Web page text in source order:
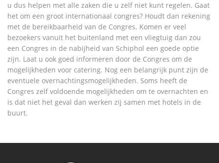
u dus helpen met alle zaken die u zelf niet kunt regelen. Gaat
het om een groot internationaal congres? Houdt dan rekening
met de bereikbaarheid van de Congres. Komen er veel
bezoekers vanuit het buitenland met een vliegtuig dan zou
een Congres in de nabijheid van Schiphol een goede optie
zijn. Laat u ook goed informeren door de Congres om de
mogelijkheden voor catering. Nog een belangrijk punt zijn de
eventuele overnachtingsmogelijkheden. Soms heeft de
Congres zelf voldoende mogelijkheden om te overnachten en
is dat niet het geval dan werken zij samen met hotels in de
buurt.